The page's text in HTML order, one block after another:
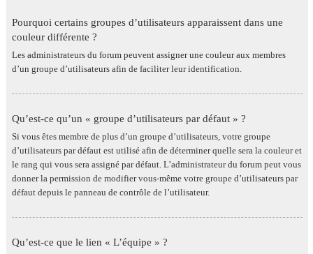
Pourquoi certains groupes d’utilisateurs apparaissent dans une
couleur différente ?
Les administrateurs du forum peuvent assigner une couleur aux membres
d’un groupe d’utilisateurs afin de faciliter leur identification.
Qu’est-ce qu’un « groupe d’utilisateurs par défaut » ?
Si vous êtes membre de plus d’un groupe d’utilisateurs, votre groupe
d’utilisateurs par défaut est utilisé afin de déterminer quelle sera la couleur et
le rang qui vous sera assigné par défaut. L’administrateur du forum peut vous
donner la permission de modifier vous-même votre groupe d’utilisateurs par
défaut depuis le panneau de contrôle de l’utilisateur.
Qu’est-ce que le lien « L’équipe » ?